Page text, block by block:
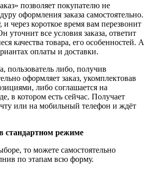
позволяет покупателю не
оформления заказа самостоятельно.
через короткое время вам перезвонит
уточнит все условия заказа, ответит
качества товара, его особенностей. А
оплаты и доставки.
пользователь либо, получив
оформляет заказ, укомплектовав
либо соглашается на
в котором есть сейчас. Получает
или на мобильный телефон и ждёт
стандартном режиме
то можете самостоятельно
по этапам всю форму.